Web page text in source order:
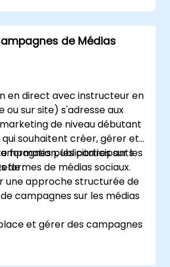
et négatifs) résultant
œuvre de la nouvelle
politiques, systèmes et
mettre en œuvre avec
clés de la gestion du
à élaborer des visions
traduire la vision en
et à piloter la mise en
de Médias
en direct avec instructeur en
ou sur site) s'adresse aux
de niveau débutant
souhaitent créer, gérer et
publicitaires sur les
de médias sociaux.
formation, les participants
de :
une approche structurée de
campagnes sur les médias
et gérer des campagnes